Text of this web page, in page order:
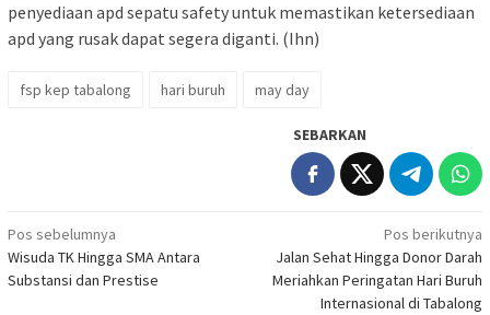
penyediaan apd sepatu safety untuk memastikan ketersediaan
apd yang rusak dapat segera diganti. (Ihn)
fsp kep tabalong hari buruh may day
SEBARKAN
Navigasi
pos
Pos sebelumnya
Wisuda TK Hingga SMA Antara
Substansi dan Prestise
Pos berikutnya
Jalan Sehat Hingga Donor Darah
Meriahkan Peringatan Hari Buruh
Internasional di Tabalong